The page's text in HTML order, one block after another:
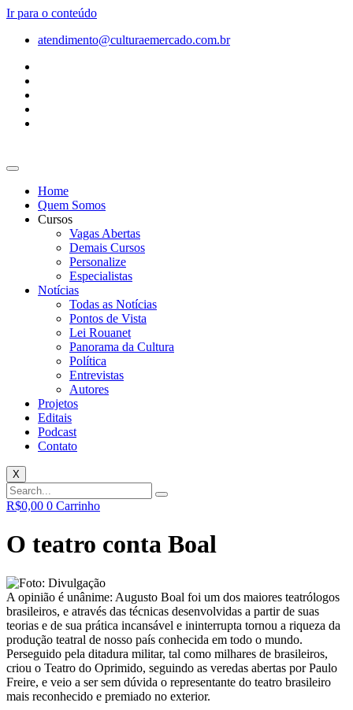
Ir para o conteúdo
atendimento@culturaemercado.com.br
Home
Quem Somos
Cursos
Vagas Abertas
Demais Cursos
Personalize
Especialistas
Notícias
Todas as Notícias
Pontos de Vista
Lei Rouanet
Panorama da Cultura
Política
Entrevistas
Autores
Projetos
Editais
Podcast
Contato
X
R$0,00 0 Carrinho
O teatro conta Boal
A opinião é unânime: Augusto Boal foi um dos maiores teatrólogos
brasileiros, e através das técnicas desenvolvidas a partir de suas
teorias e de sua prática incansável e ininterrupta tornou a riqueza da
produção teatral de nosso país conhecida em todo o mundo.
Perseguido pela ditadura militar, tal como milhares de brasileiros,
criou o Teatro do Oprimido, seguindo as veredas abertas por Paulo
Freire, e veio a ser sem dúvida o representante do teatro brasileiro
mais reconhecido e premiado no exterior.